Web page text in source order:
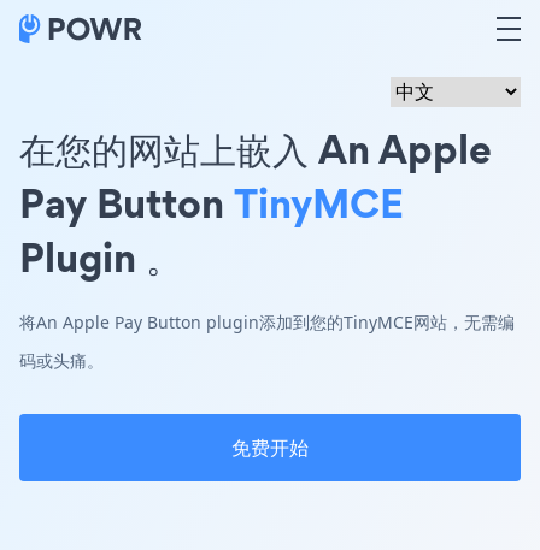
在您的网站上嵌入 An Apple
Pay ButtonTinyMCE
Plugin 。
将An Apple Pay Button plugin添加到您的TinyMCE网站，无需编
码或头痛。
免费开始